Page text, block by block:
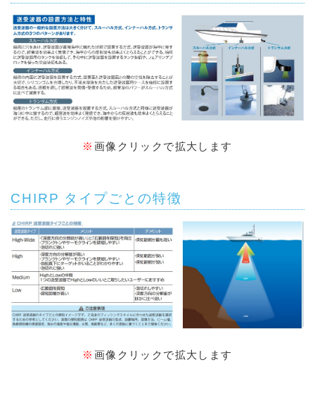
※ 画像クリックで拡大します
CHIRP タイプごとの特徴
※ 画像クリックで拡大します